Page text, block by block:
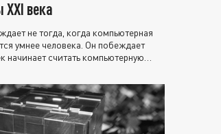
века
не тогда, когда компьютерная
умнее человека. Он побеждает
начинает считать компьютерную